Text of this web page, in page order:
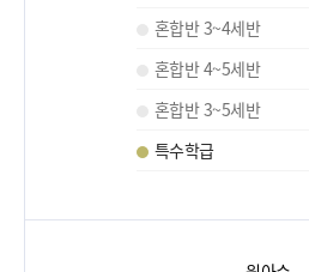
혼합반 3~4세반
혼합반 4~5세반
혼합반 3~5세반
특수학급